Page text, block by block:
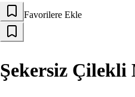
Favorilere Ekle
Şekersiz Çilekli